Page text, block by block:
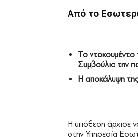
Από το
Το ντοκουμέντο
Συμβούλιο την
Η αποκάλυψη
Η υπόθεση άρχισε
στην Υπηρεσία